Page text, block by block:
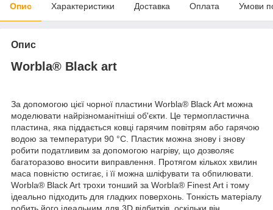
Опис Характеристики Доставка Оплата Умови
Опис
Worbla® Black art
За допомогою цієї чорної пластини Worbla® Black Art можна
моделювати найрізноманітніші об'єкти. Це термопластична
пластина, яка піддається ковці гарячим повітрям або гарячою
водою за температури 90 °C. Пластик можна знову і знову
робити податливим за допомогою нагріву, що дозволяє
багаторазово вносити виправлення. Протягом кількох хвилин
маса повністю остигає, і її можна шліфувати та обпилювати.
Worbla® Black Art трохи тонший за Worbla® Finest Art і тому
ідеально підходить для гладких поверхонь. Тонкість матеріалу